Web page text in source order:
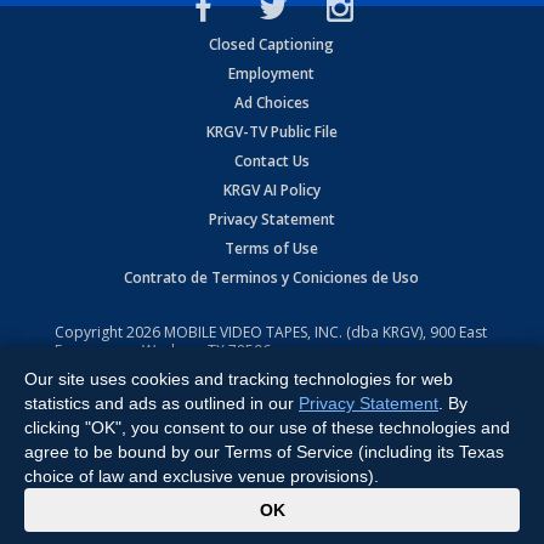
Closed Captioning
Employment
Ad Choices
KRGV-TV Public File
Contact Us
KRGV AI Policy
Privacy Statement
Terms of Use
Contrato de Terminos y Coniciones de Uso
Copyright2026 MOBILE VIDEO TAPES, INC. (dba KRGV), 900 East
Expressway, Weslaco, TX 78596.
All Rights Reserved. Powered by:Ruby Shore Software
Our site uses cookies and tracking technologies for web
statistics and ads as outlined in our Privacy Statement . By
clicking "OK", you consent to our use of these technologies and
agree to be bound by our Terms of Service (including its Texas
choice of law and exclusive venue provisions).
OK